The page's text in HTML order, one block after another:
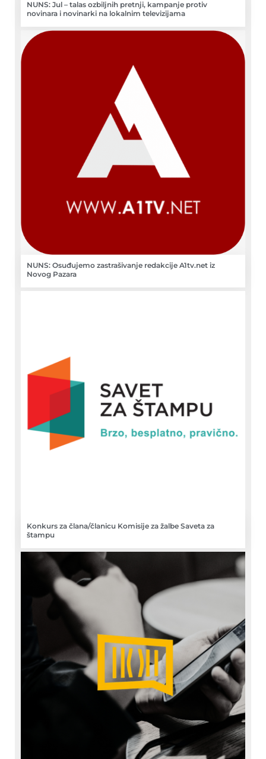
NUNS: Jul – talas ozbiljnih pretnji, kampanje protiv
novinara i novinarki na lokalnim televizijama
NUNS: Osuđujemo zastrašivanje redakcije A1tv.net iz
Novog Pazara
Konkurs za člana/članicu Komisije za žalbe Saveta za
štampu